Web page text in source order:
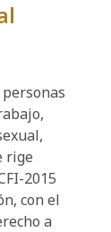
rige
2015
con el
a